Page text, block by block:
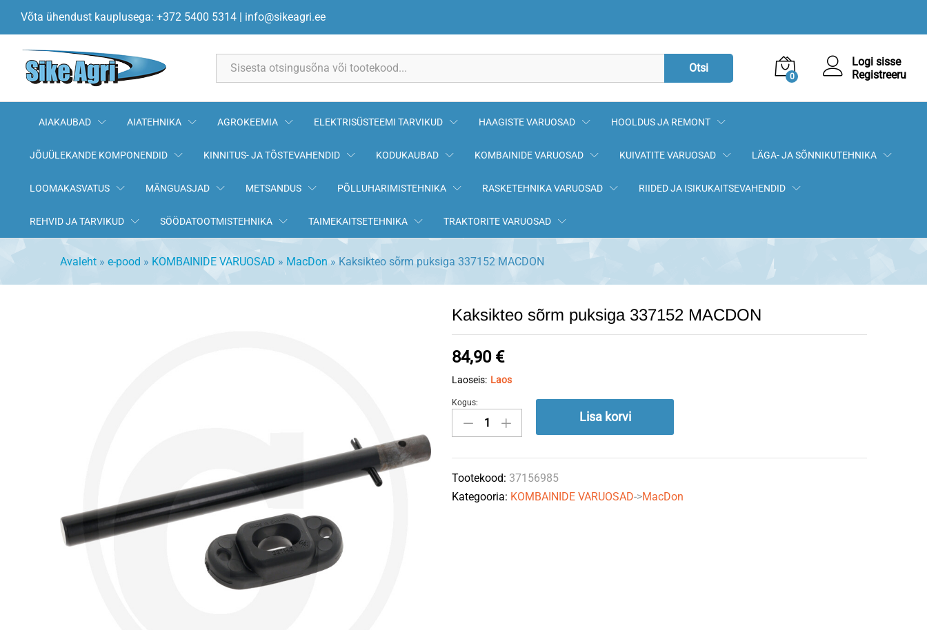
Võta ühendust kauplusega: +372 5400 5314 | info@sikeagri.ee
Otsi
0
Logi sisse
Registreeru
AIAKAUBAD AIATEHNIKA AGROKEEMIA ELEKTRISÜSTEEMI TARVIKUD HAAGISTE VARUOSAD HOOLDUS JA REMONT
JÕUÜLEKANDE KOMPONENDID KINNITUS- JA TÕSTEVAHENDID KODUKAUBAD KOMBAINIDE VARUOSAD KUIVATITE VARUOSAD LÄGA- JA SÕNNIKUTEHNIKA
LOOMAKASVATUS MÄNGUASJAD METSANDUS PÕLLUHARIMISTEHNIKA RASKETEHNIKA VARUOSAD RIIDED JA ISIKUKAITSEVAHENDID
REHVID JA TARVIKUD SÖÖDATOOTMISTEHNIKA TAIMEKAITSETEHNIKA TRAKTORITE VARUOSAD
Avaleht » e-pood » KOMBAINIDE VARUOSAD » MacDon » Kaksikteo sõrm puksiga 337152 MACDON
Kaksikteo sõrm puksiga 337152 MACDON
84,90 €
Laoseis: Laos
Kaksikteo
sõrm
337152
MACDON
quantity
Kogus:
Lisa korvi
Tootekood: 37156985
Kategooria: KOMBAINIDE VARUOSAD->MacDon
Kaksikteo sõrm puksiga 337152 MACDON